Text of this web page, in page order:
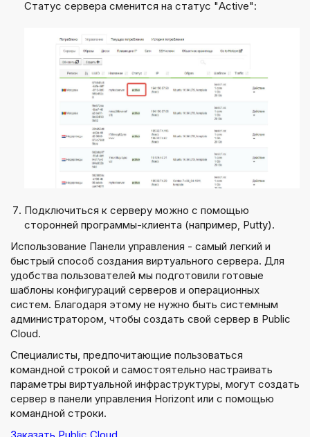
Статус сервера сменится на статус "Active":
Подключиться к серверу можно с помощью
сторонней программы-клиента (например, Putty).
Использование Панели управления - самый легкий и
быстрый способ создания виртуального сервера. Для
удобства пользователей мы подготовили готовые
шаблоны конфигураций серверов и операционных
систем. Благодаря этому не нужно быть системным
администратором, чтобы создать свой сервер в Public
Cloud.
Специалисты, предпочитающие пользоваться
командной строкой и самостоятельно настраивать
параметры виртуальной инфраструктуры, могут создать
сервер в панели управления Horizont или с помощью
командной строки.